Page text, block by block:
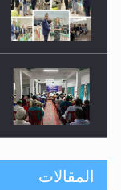
المقالات